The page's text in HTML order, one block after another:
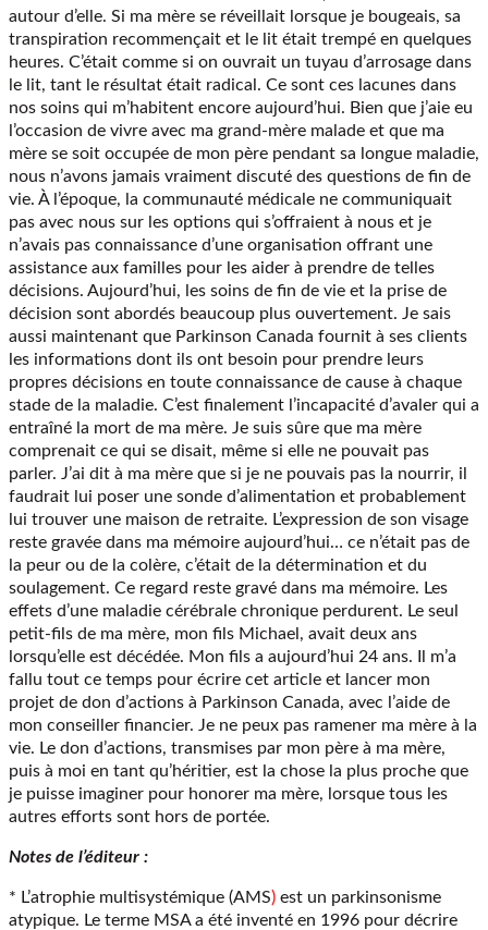
autour d’elle. Si ma mère se réveillait lorsque je bougeais, sa
transpiration recommençait et le lit était trempé en quelques
heures. C’était comme si on ouvrait un tuyau d’arrosage dans
le lit, tant le résultat était radical. Ce sont ces lacunes dans
nos soins qui m’habitent encore aujourd’hui. Bien que j’aie eu
l’occasion de vivre avec ma grand-mère malade et que ma
mère se soit occupée de mon père pendant sa longue maladie,
nous n’avons jamais vraiment discuté des questions de fin de
vie. À l’époque, la communauté médicale ne communiquait
pas avec nous sur les options qui s’offraient à nous et je
n’avais pas connaissance d’une organisation offrant une
assistance aux familles pour les aider à prendre de telles
décisions. Aujourd’hui, les soins de fin de vie et la prise de
décision sont abordés beaucoup plus ouvertement. Je sais
aussi maintenant que Parkinson Canada fournit à ses clients
les informations dont ils ont besoin pour prendre leurs
propres décisions en toute connaissance de cause à chaque
stade de la maladie. C’est finalement l’incapacité d’avaler qui a
entraîné la mort de ma mère. Je suis sûre que ma mère
comprenait ce qui se disait, même si elle ne pouvait pas
parler. J’ai dit à ma mère que si je ne pouvais pas la nourrir, il
faudrait lui poser une sonde d’alimentation et probablement
lui trouver une maison de retraite. L’expression de son visage
reste gravée dans ma mémoire aujourd’hui… ce n’était pas de
la peur ou de la colère, c’était de la détermination et du
soulagement. Ce regard reste gravé dans ma mémoire. Les
effets d’une maladie cérébrale chronique perdurent. Le seul
petit-fils de ma mère, mon fils Michael, avait deux ans
lorsqu’elle est décédée. Mon fils a aujourd’hui 24 ans. Il m’a
fallu tout ce temps pour écrire cet article et lancer mon
projet de don d’actions à Parkinson Canada, avec l’aide de
mon conseiller financier. Je ne peux pas ramener ma mère à la
vie. Le don d’actions, transmises par mon père à ma mère,
puis à moi en tant qu’héritier, est la chose la plus proche que
je puisse imaginer pour honorer ma mère, lorsque tous les
autres efforts sont hors de portée.
Notes de l’éditeur :
* L’atrophie multisystémique (AMS) est un parkinsonisme
atypique. Le terme MSA a été inventé en 1996 pour décrire